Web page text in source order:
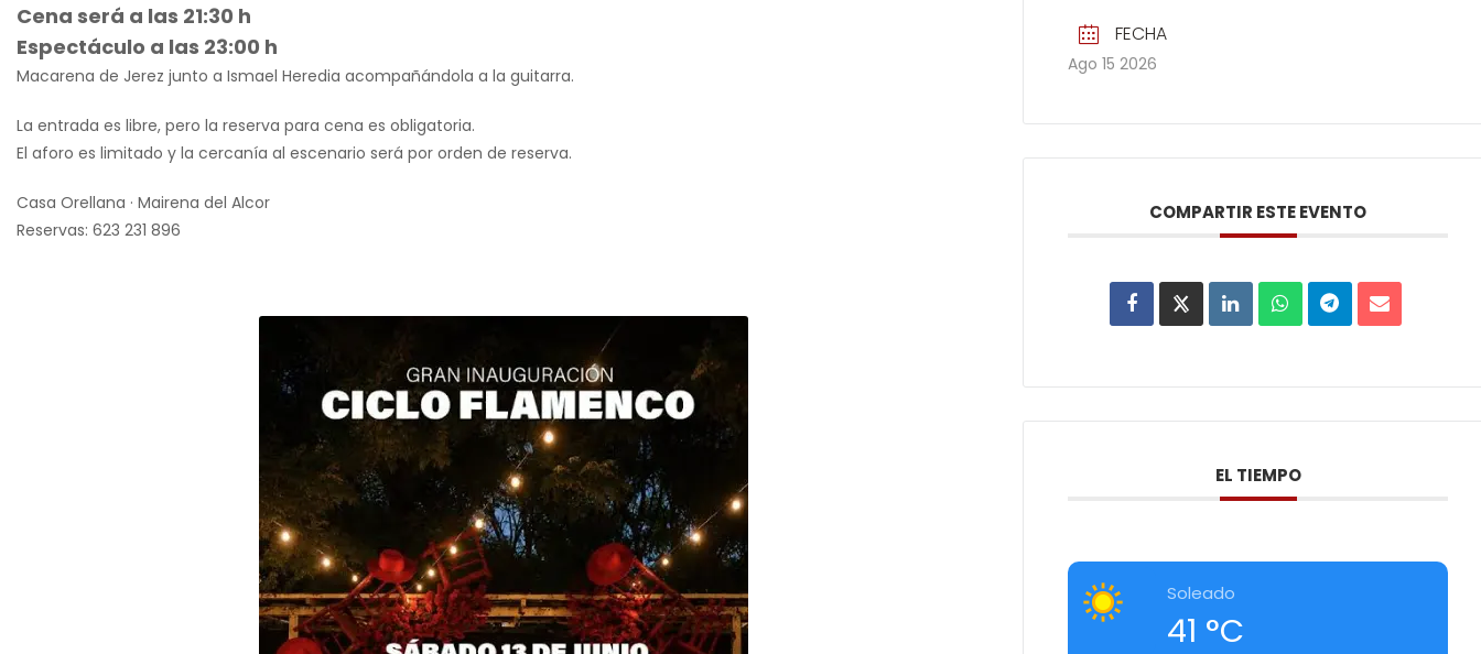
Cena será a las 21:30 h
Espectáculo a las 23:00 h
Macarena de Jerez junto a Ismael Heredia acompañándola a la guitarra.
La entrada es libre, pero la reserva para cena es obligatoria.
El aforo es limitado y la cercanía al escenario será por orden de reserva.
Casa Orellana · Mairena del Alcor
Reservas: 623 231 896
FECHA
Ago 15 2026
COMPARTIR ESTE EVENTO
EL TIEMPO
Soleado
41 °C